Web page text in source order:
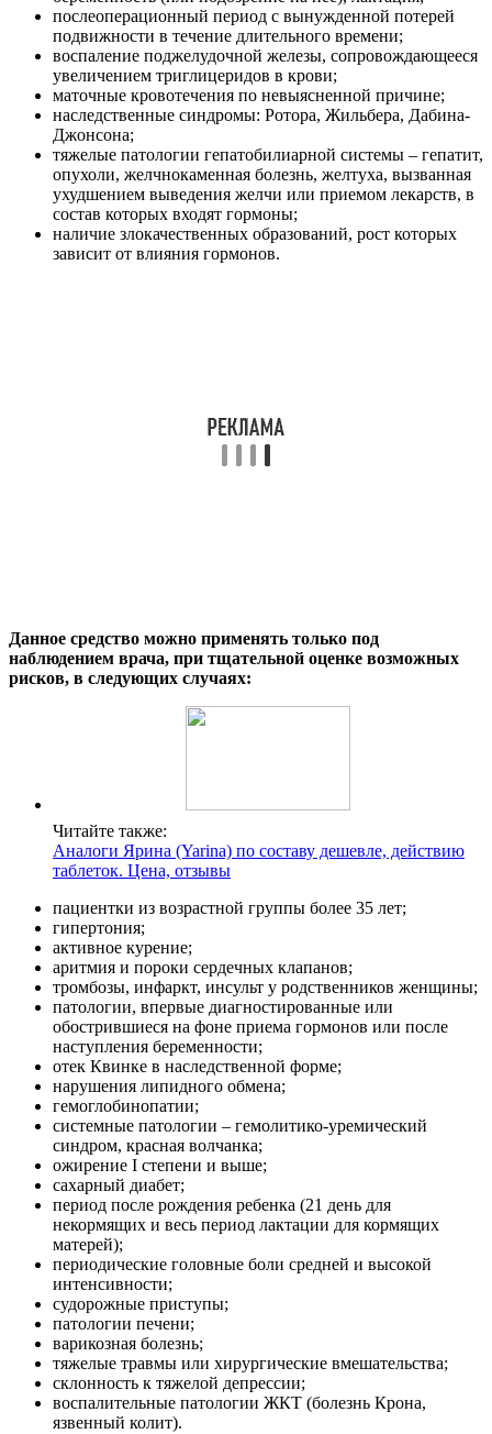
послеоперационный период с вынужденной потерей
подвижности в течение длительного времени;
воспаление поджелудочной железы, сопровождающееся
увеличением триглицеридов в крови;
маточные кровотечения по невыясненной причине;
наследственные синдромы: Ротора, Жильбера, Дабина-
Джонсона;
тяжелые патологии гепатобилиарной системы – гепатит,
опухоли, желчнокаменная болезнь, желтуха, вызванная
ухудшением выведения желчи или приемом лекарств, в
состав которых входят гормоны;
наличие злокачественных образований, рост которых
зависит от влияния гормонов.
Данное средство можно применять только под
наблюдением врача, при тщательной оценке возможных
рисков, в следующих случаях:
Читайте также:
Аналоги Ярина (Yarina) по составу дешевле, действию
таблеток. Цена, отзывы
пациентки из возрастной группы более 35 лет;
гипертония;
активное курение;
аритмия и пороки сердечных клапанов;
тромбозы, инфаркт, инсульт у родственников женщины;
патологии, впервые диагностированные или
обострившиеся на фоне приема гормонов или после
наступления беременности;
отек Квинке в наследственной форме;
нарушения липидного обмена;
гемоглобинопатии;
системные патологии – гемолитико-уремический
синдром, красная волчанка;
ожирение I степени и выше;
сахарный диабет;
период после рождения ребенка (21 день для
некормящих и весь период лактации для кормящих
матерей);
периодические головные боли средней и высокой
интенсивности;
судорожные приступы;
патологии печени;
варикозная болезнь;
тяжелые травмы или хирургические вмешательства;
склонность к тяжелой депрессии;
воспалительные патологии ЖКТ (болезнь Крона,
язвенный колит).